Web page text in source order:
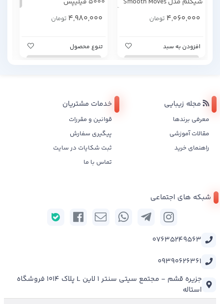
4,060,000 تومان
افزودن به سبد
4,980,000 تومان
تنوع محصول
مجله زیبایی
معرفی برندها
مقالات آموزشی
راهنمای خرید
خدمات مشتریان
قوانین و مقررات
پیگیری سفارش
ثبت شکایات در سایت
تماس با ما
شبکه های اجتماعی
07635249563
09390626361
جزیره قشم - مجتمع سیتی سنتر 1 لاین L پلاک 1014 فروشگاه
استاله